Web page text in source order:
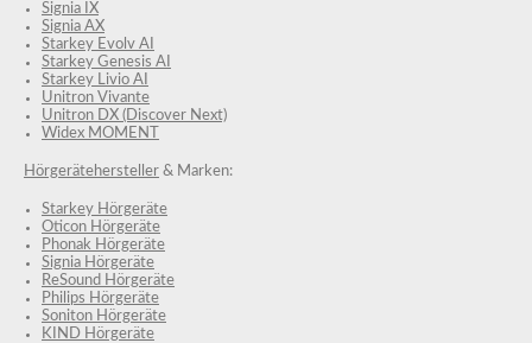
Signia IX
Signia AX
Starkey Evolv AI
Starkey Genesis AI
Starkey Livio AI
Unitron Vivante
Unitron DX (Discover Next)
Widex MOMENT
Hörgerätehersteller & Marken:
Starkey Hörgeräte
Oticon Hörgeräte
Phonak Hörgeräte
Signia Hörgeräte
ReSound Hörgeräte
Philips Hörgeräte
Soniton Hörgeräte
KIND Hörgeräte